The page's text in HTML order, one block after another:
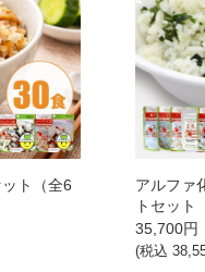
ト（全6
アルファ
トセット
35,700円
(税込